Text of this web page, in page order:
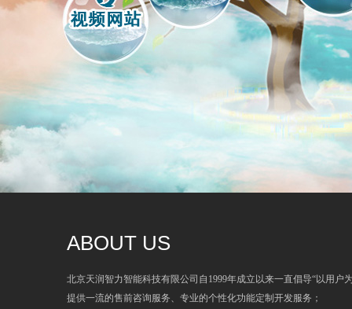
ABOUT US
北京天润智力智能科技有限公司自1999年成立以来一直倡导“以用户
提供一流的售前咨询服务、专业的个性化功能定制开发服务；